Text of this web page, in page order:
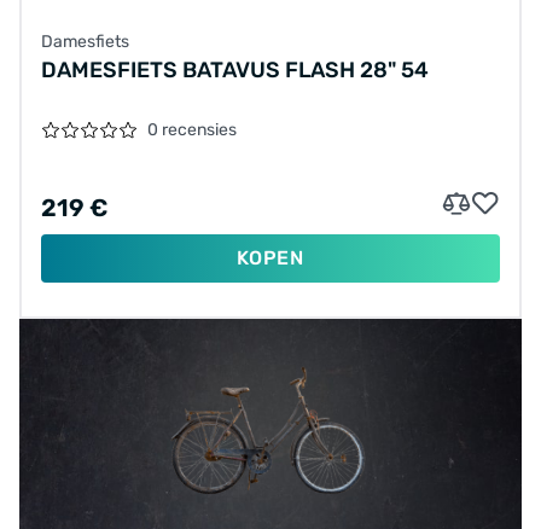
Damesfiets
DAMESFIETS BATAVUS FLASH 28" 54
0 recensies
219 €
KOPEN